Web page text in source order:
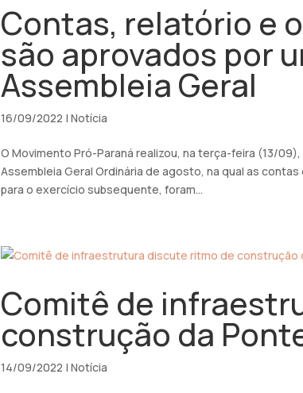
Contas, relatório e
são aprovados por
Assembleia Geral
16/09/2022 | Notícia
O Movimento Pró-Paraná realizou, na terça-feira (13/
Assembleia Geral Ordinária de agosto, na qual as
para o exercício subsequente, foram...
Comitê de
construção da
14/09/2022 | Notícia